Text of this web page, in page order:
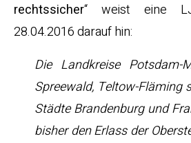
rechtssicher“ weist eine
28.04.2016 darauf hin:
Die Landkreise Potsdam-
Spreewald, Teltow-Fläming
Städte Brandenburg und
bisher den Erlass der